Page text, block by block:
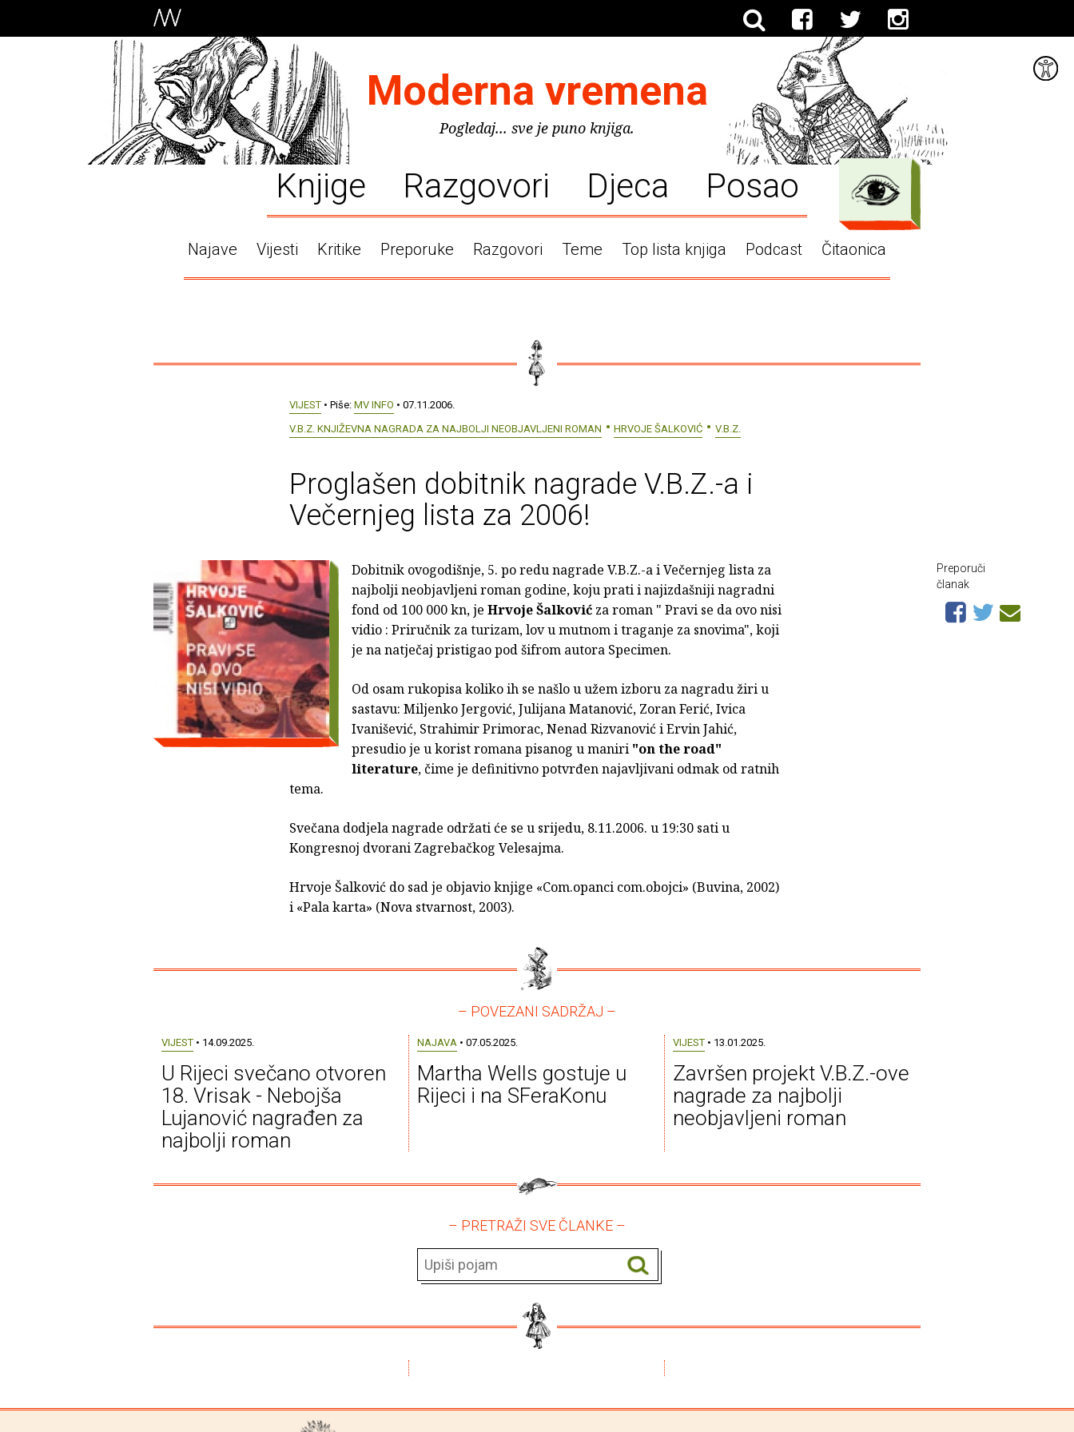
Moderna vremena
Pogledaj... sve je puno knjiga.
Knjige Razgovori Djeca Posao
Najave Vijesti Kritike Preporuke Razgovori Teme Top lista knjiga Podcast Čitaonica
VIJEST • Piše: MV INFO • 07.11.2006.
V.B.Z. KNJIŽEVNA NAGRADA ZA NAJBOLJI NEOBJAVLJENI ROMAN
HRVOJE ŠALKOVIĆ V.B.Z.
Proglašen dobitnik nagrade V.B.Z.-a i
Večernjeg lista za 2006!
Dobitnik ovogodišnje, 5. po redu nagrade V.B.Z.-a i Večernjeg lista za
najbolji neobjavljeni roman godine, koju prati i najizdašniji nagradni
fond od 100 000 kn, je Hrvoje Šalković za roman " Pravi se da ovo nisi
vidio : Priručnik za turizam, lov u mutnom i traganje za snovima", koji
je na natječaj pristigao pod šifrom autora Specimen.
Od osam rukopisa koliko ih se našlo u užem izboru za nagradu žiri u
sastavu: Miljenko Jergović, Julijana Matanović, Zoran Ferić, Ivica
Ivanišević, Strahimir Primorac, Nenad Rizvanović i Ervin Jahić,
presudio je u korist romana pisanog u maniri "on the road"
literature, čime je definitivno potvrđen najavljivani odmak od ratnih
tema.
Svečana dodjela nagrade održati će se u srijedu, 8.11.2006. u 19:30 sati u
Kongresnoj dvorani Zagrebačkog Velesajma.
Hrvoje Šalković do sad je objavio knjige «Com.opanci com.obojci» (Buvina, 2002)
i «Pala karta» (Nova stvarnost, 2003).
Preporuči
članak
– POVEZANI SADRŽAJ –
VIJEST• 14.09.2025.
U Rijeci svečano otvoren
18. Vrisak - Nebojša
Lujanović nagrađen za
najbolji roman
NAJAVA • 07.05.2025.
Martha Wells gostuje u
Rijeci i na SFeraKonu
VIJEST• 13.01.2025.
Završen projekt V.B.Z.-ove
nagrade za najbolji
neobjavljeni roman
– PRETRAŽI SVE ČLANKE –